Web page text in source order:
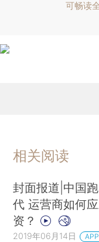
可畅读
相关阅读
封面报道|中国
代 运营商如何
资？
2019年06月14日